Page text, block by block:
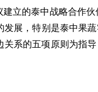
的泰中战略合作伙
展，特别是泰中果
系的五项原则为指